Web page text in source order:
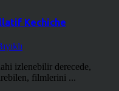
Kechiche
izlenebilir derecede,
filmlerini ...